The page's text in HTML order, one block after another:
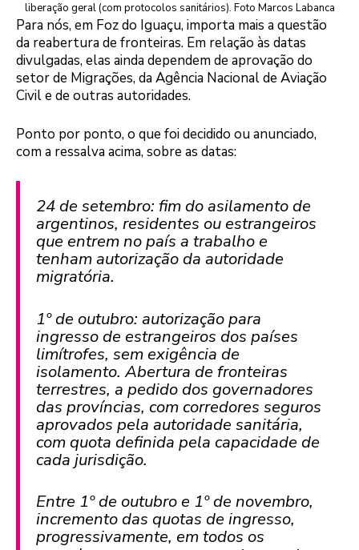
liberação geral (com protocolos sanitários). Foto Marcos Labanca
Para nós, em Foz do Iguaçu, importa mais a questão
da reabertura de fronteiras. Em relação às datas
divulgadas, elas ainda dependem de aprovação do
setor de Migrações, da Agência Nacional de Aviação
Civil e de outras autoridades.
Ponto por ponto, o que foi decidido ou anunciado,
com a ressalva acima, sobre as datas:
24 de setembro: fim do asilamento de
argentinos, residentes ou estrangeiros
que entrem no país a trabalho e
tenham autorização da autoridade
migratória.
1º de outubro: autorização para
ingresso de estrangeiros dos países
limítrofes, sem exigência de
isolamento. Abertura de fronteiras
terrestres, a pedido dos governadores
das províncias, com corredores seguros
aprovados pela autoridade sanitária,
com quota definida pela capacidade de
cada jurisdição.
Entre 1º de outubro e 1º de novembro,
incremento das quotas de ingresso,
progressivamente, em todos os